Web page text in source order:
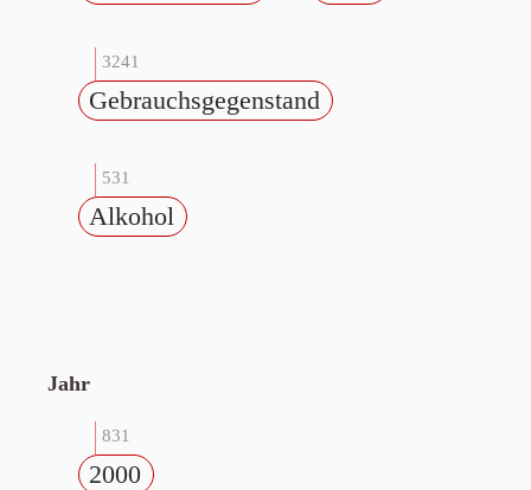
3241
Gebrauchsgegenstand
531
Alkohol
Jahr
831
2000